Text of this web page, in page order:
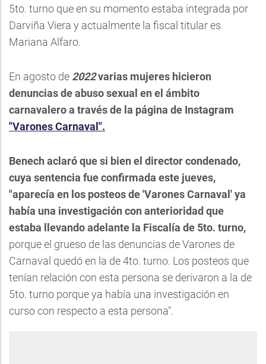
5to. turno que en su momento estaba integrada por
Darviña Viera y actualmente la fiscal titular es
Mariana Alfaro.
En agosto de 2022varias mujeres hicieron
denuncias de abuso sexual en el ámbito
carnavalero a través de la página de Instagram
"Varones Carnaval".
Benech aclaró que si bien el director condenado,
cuya sentencia fue confirmada este jueves,
"aparecía en los posteos de 'Varones Carnaval' ya
había una investigación con anterioridad que
estaba llevando adelante la Fiscalía de 5to. turno,
porque el grueso de las denuncias de Varones de
Carnaval quedó en la de 4to. turno. Los posteos que
tenían relación con esta persona se derivaron a la de
5to. turno porque ya había una investigación en
curso con respecto a esta persona".